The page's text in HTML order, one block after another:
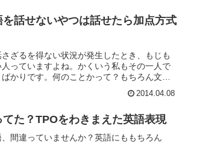
話せないやつは話せたら加点方式
ざるを得ない状況が発生したとき、もじも
っていますよね。かくいう私もその一人で
かりです。何のことかって？もちろん文法
2014.04.08
た？TPOをわきまえた英語表現
間違っていませんか？英語にももちろん